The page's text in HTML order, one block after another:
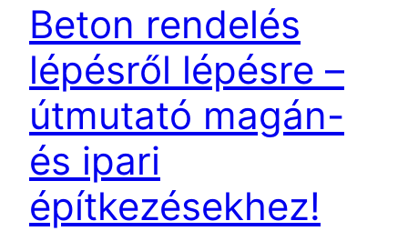
Beton rendelés
lépésről lépésre –
útmutató magán-
és ipari
építkezésekhez!